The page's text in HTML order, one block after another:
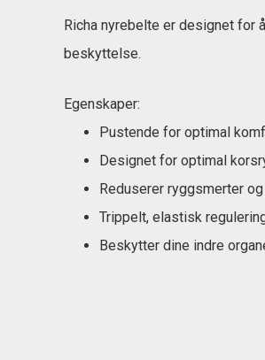
Richa nyrebelte er designet for
beskyttelse.
Egenskaper:
Pustende for optimal
Designet for optimal
Reduserer ryggsmerter
Trippelt, elastisk
Beskytter dine indre